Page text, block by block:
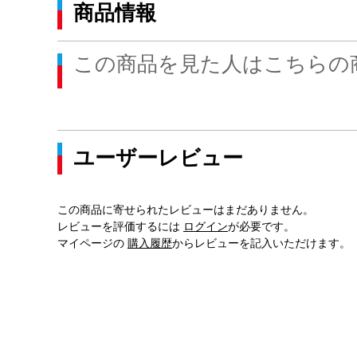
商品情報
この商品を見た人はこちら
ユーザーレビュー
この商品に寄せられたレビューはまだありません。
レビューを評価するには ログインが必要です。
マイページの 購入履歴からレビューを記入いただけます。